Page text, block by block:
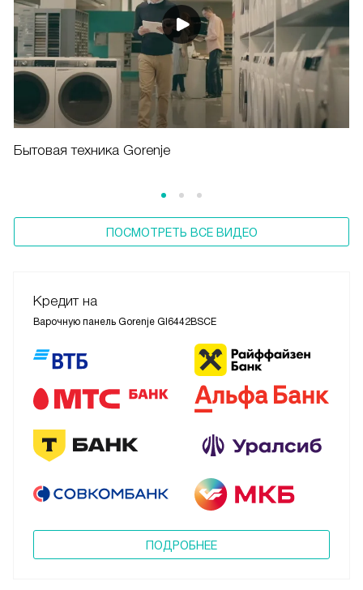
Бытовая техника Gorenje
ПОСМОТРЕТЬ ВСЕ ВИДЕО
Кредит на
Варочную панель Gorenje GI6442BSCE
ПОДРОБНЕЕ